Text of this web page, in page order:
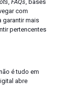
FAQs , bases
com
garantir mais
pertencentes
é tudo em
abre